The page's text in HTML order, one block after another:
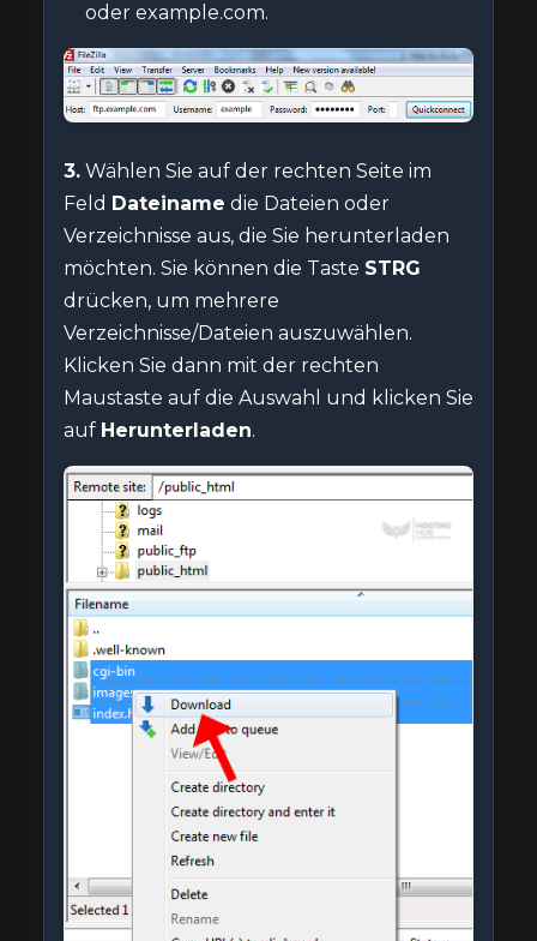
oder example.com.
3. Wählen Sie auf der rechten Seite im
Feld Dateiname die Dateien oder
Verzeichnisse aus, die Sie herunterladen
möchten. Sie können die Taste STRG
drücken, um mehrere
Verzeichnisse/Dateien auszuwählen.
Klicken Sie dann mit der rechten
Maustaste auf die Auswahl und klicken Sie
auf Herunterladen.